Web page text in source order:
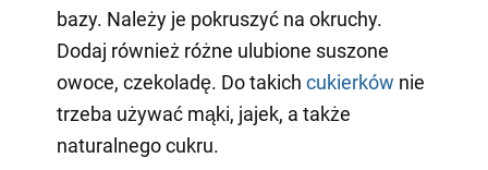
bazy. Należy je pokruszyć na okruchy.
Dodaj również różne ulubione suszone
owoce, czekoladę. Do takich cukierków nie
trzeba używać mąki, jajek, a także
naturalnego cukru.